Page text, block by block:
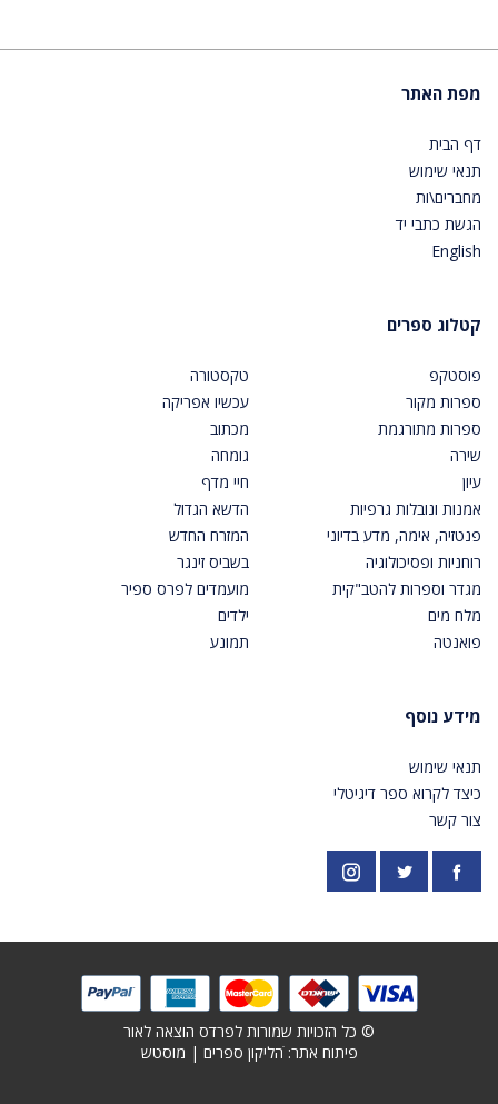
מפת האתר
דף הבית
תנאי שימוש
מחברים\ות
הגשת כתבי יד
English
קטלוג ספרים
פוסטקפ
ספרות מקור
ספרות מתורגמת
שירה
עיון
אמנות ונובלות גרפיות
פנטזיה, אימה, מדע בדיוני
רוחניות ופסיכולוגיה
מגדר וספרות להטב"קית
מלח מים
פואנטה
טקסטורה
עכשיו אפריקה
מכתוב
גומחה
חיי מדף
הדשא הגדול
המזרח החדש
בשביס זינגר
מועמדים לפרס ספיר
ילדים
תמונע
מידע נוסף
תנאי שימוש
כיצד לקרוא ספר דיגיטלי
צור קשר
פייסבוק https://twitter.com/PardesPublish
אינסטגרם
© כל הזכויות שמורות לפרדס הוצאה לאור
פיתוח אתר: ׁהליקון ספרים | מוסטש